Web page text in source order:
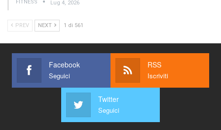
FITNESS Lug 4, 2026
PREV NEXT 1 di 561
Facebook
Seguici
RSS
Iscriviti
Twitter
Seguici